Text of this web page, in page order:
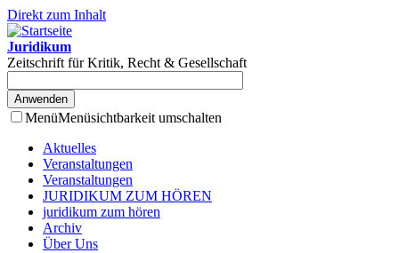
Direkt zum Inhalt
Juridikum
Zeitschrift für Kritik, Recht & Gesellschaft
MenüMenüsichtbarkeit umschalten
Aktuelles
Veranstaltungen
Veranstaltungen
JURIDIKUM ZUM HÖREN
juridikum zum hören
Archiv
Über Uns